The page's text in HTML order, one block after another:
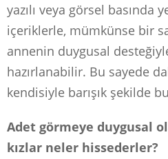
yazılı veya görsel basında
içeriklerle, mümkünse bir
annenin duygusal
hazırlanabilir. Bu sayede
kendisiyle barışık şekilde
Adet görmeye duygusal
kızlar neler hissederler?